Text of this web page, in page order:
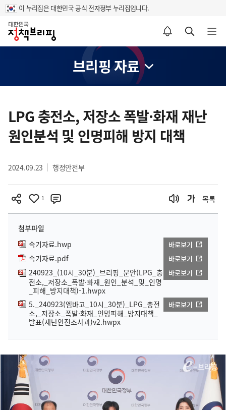
이 누리집은 대한민국 공식 전자정부 누리집입니다.
홈
알림설정 바로가기 검색 바로가기 메뉴 열기
브리핑 자료
텐
츠
영
LPG 충전소, 저장소 폭발·화재 재난
원인분석 및 인명피해 방지 대책
2024.09.23 행정안전부
1 목록
첨부파일
속기자료.hwp
바로보기
속기자료.pdf 바로보기
240923_(10시_30분)_브리핑_문안(LPG_충
전소,_저장소_폭발·화재_원인_분석_및_인명
_피해_방지대책)-1.hwpx
바로보기
5._240923(엠바고_10시_30분)_LPG_충전
소,_저장소_폭발·화재_인명피해_방지대책_
발표(재난안전조사과)v2.hwpx
바로보기